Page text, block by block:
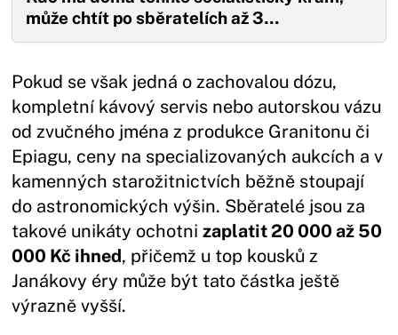
může chtít po sběratelích až 3…
Pokud se však jedná o zachovalou dózu,
kompletní kávový servis nebo autorskou vázu
od zvučného jména z produkce Granitonu či
Epiagu, ceny na specializovaných aukcích a v
kamenných starožitnictvích běžně stoupají
do astronomických výšin. Sběratelé jsou za
takové unikáty ochotnizaplatit 20 000 až 50
000 Kč ihned, přičemž u top kousků z
Janákovy éry může být tato částka ještě
výrazně vyšší.